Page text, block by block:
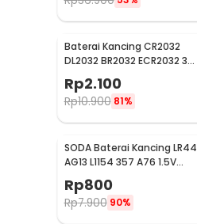
Baterai Kancing CR2032
DL2032 BR2032 ECR2032 3V
Rp2.100
Rp10.900 81%
SODA Baterai Kancing LR44
AG13 L1154 357 A76 1.5V
Alkaline 1 PCS
Rp800
Rp7.900 90%